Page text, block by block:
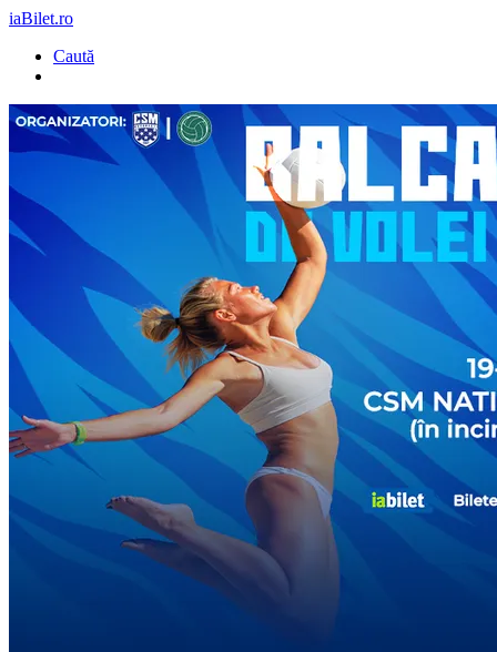
iaBilet.ro
Caută